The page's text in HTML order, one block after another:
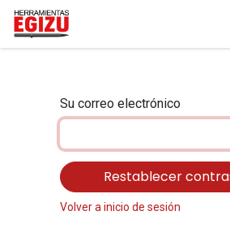
Su correo electrónico
Restablecer
Volver a inicio de sesión